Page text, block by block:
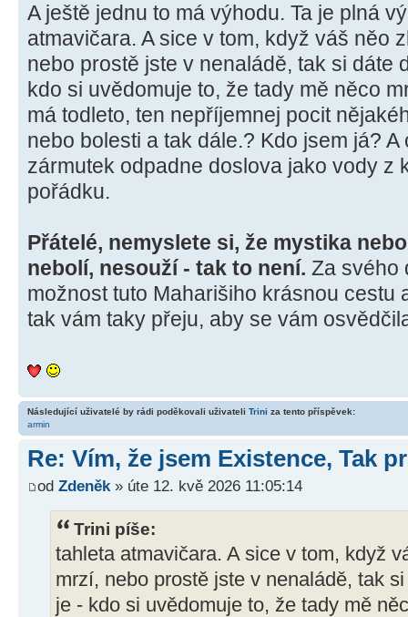
A ještě jednu to má výhodu. Ta je plná
atmavičara. A sice v tom, když váš něo
nebo prostě jste v nenaládě, tak si dáte
kdo si uvědomuje to, že tady mě něco
má todleto, ten nepříjemnej pocit
nebo bolesti a tak dále.? Kdo jsem já?
zármutek odpadne doslova jako vody z
pořádku.
Přátelé, nemyslete si, že mystika
nebolí, nesouží - tak to není. Za svého
možnost tuto Maharišiho krásnou cestu
tak vám taky přeju, aby se vám
Následující uživatelé by rádi poděkovali uživateli Trini za tento příspěvek:
armin
Re: Vím, že jsem Existence, Tak
od Zdeněk » úte 12. kvě 2026 11:05:14
Trini píše:
tahleta atmavičara. A sice v tom, když
mrzí, nebo prostě jste v nenaládě, tak
je - kdo si uvědomuje to, že tady mě